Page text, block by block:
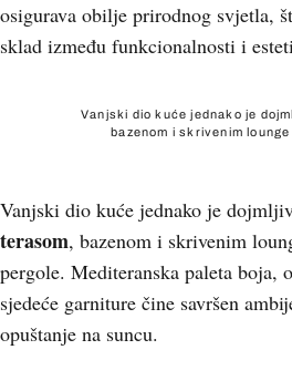
osigurava obilje prirodnog svjetla,
sklad između funkcionalnosti i
Vanjski dio kuće jednako je
bazenom i skrivenim
Vanjski dio kuće jednako je
terasom, bazenom i skrivenim
pergole. Mediteranska paleta boja,
sjedeće garniture čine savršen
opuštanje na suncu.